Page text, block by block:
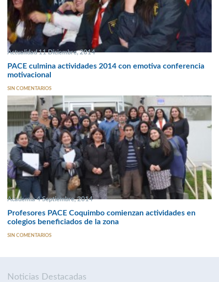
Actualidad 11 Diciembre, 2014
PACE culmina actividades 2014 con emotiva conferencia
motivacional
SIN COMENTARIOS
Academia 4 Septiembre, 2014
Profesores PACE Coquimbo comienzan actividades en
colegios beneficiados de la zona
SIN COMENTARIOS
Noticias Destacadas